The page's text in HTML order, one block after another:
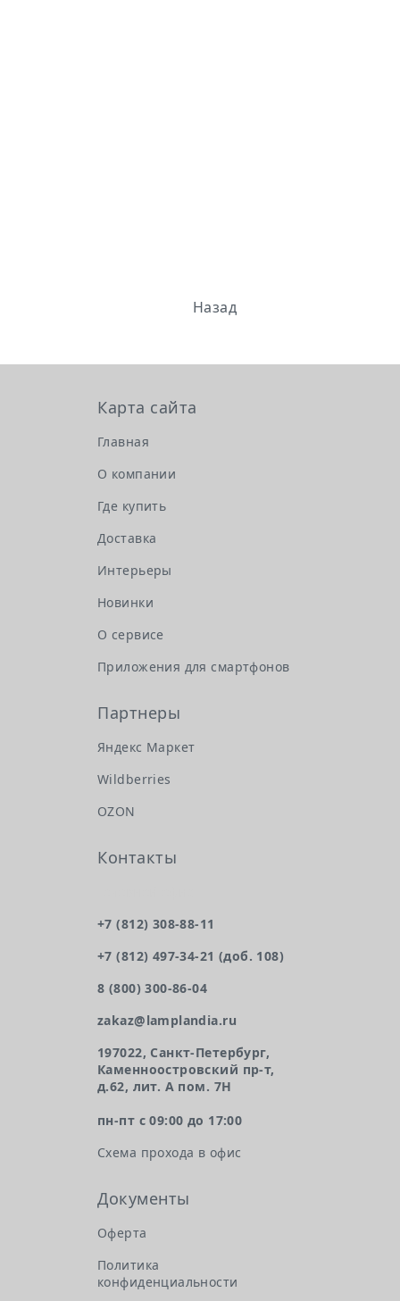
Назад
Карта сайта
Главная
О компании
Где купить
Доставка
Интерьеры
Новинки
О сервисе
Приложения для смартфонов
Партнеры
Яндекс Маркет
Wildberries
OZON
Контакты
+7 (812) 308-88-11
+7 (812) 497-34-21 (доб. 108)
8 (800) 300-86-04
zakaz@lamplandia.ru
197022, Санкт-Петербург,
Каменноостровский пр-т,
д.62, лит. А пом. 7Н
пн-пт с 09:00 до 17:00
Схема прохода в офис
Документы
Оферта
Политика
конфиденциальности